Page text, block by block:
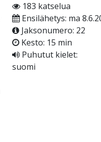
183 katselua
Ensilähetys: ma
Jaksonumero: 22
Kesto: 15 min
Puhutut kielet:
suomi